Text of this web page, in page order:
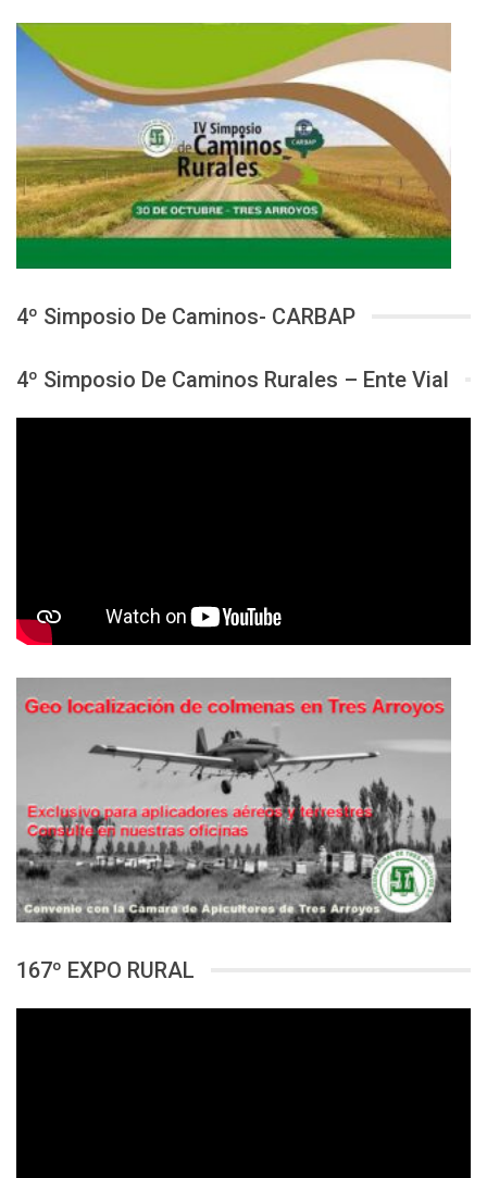
4º Simposio De Caminos- CARBAP
4º Simposio De Caminos Rurales – Ente Vial
167º EXPO RURAL